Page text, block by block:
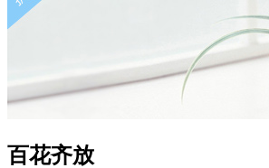
百花齐放